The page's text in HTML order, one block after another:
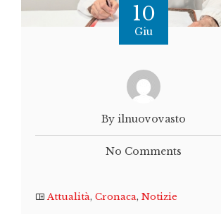
10
Giu
By ilnuovovasto
No Comments
Attualità, Cronaca, Notizie